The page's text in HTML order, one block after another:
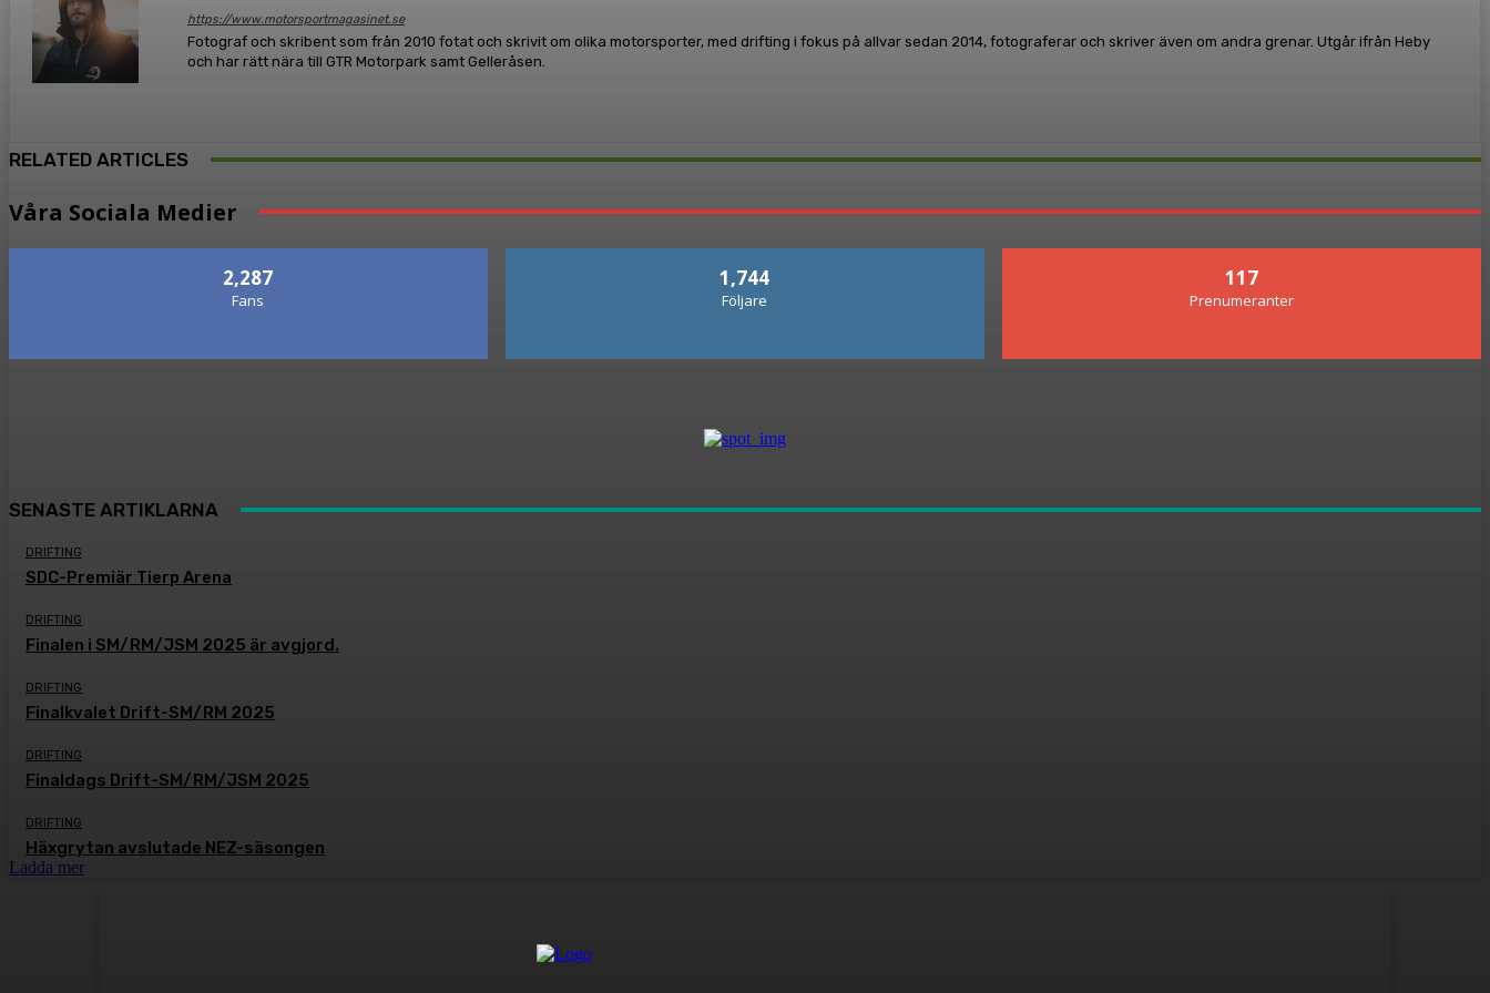
https://www.motorsportmagasinet.se
Fotograf och skribent som från 2010 fotat och skrivit om olika motorsporter, med drifting i fokus på allvar sedan 2014, fotograferar och skriver även om andra grenar. Utgår ifrån Heby
och har rätt nära till GTR Motorpark samt Gelleråsen.
RELATED ARTICLES
Våra Sociala Medier
2,287
Fans
1,744
Följare
117
Prenumeranter
SENASTE ARTIKLARNA
DRIFTING
SDC-Premiär Tierp Arena
DRIFTING
Finalen i SM/RM/JSM 2025 är avgjord.
DRIFTING
Finalkvalet Drift-SM/RM 2025
DRIFTING
Finaldags Drift-SM/RM/JSM 2025
DRIFTING
Häxgrytan avslutade NEZ-säsongen
Ladda mer